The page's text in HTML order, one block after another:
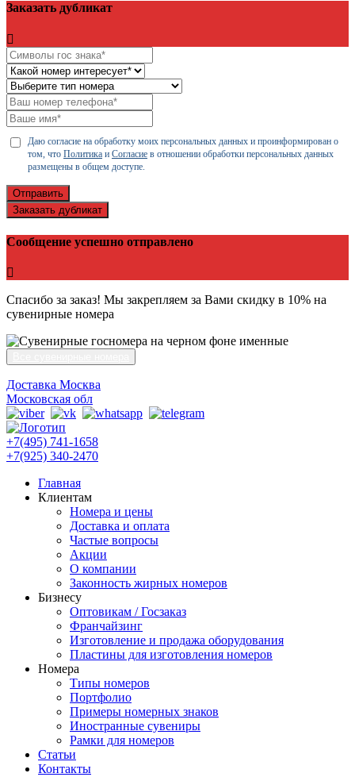
Заказать дубликат
Даю согласие на обработку моих персональных данных и проинформирован о
том, что Политика и Согласие в отношении обработки персональных данных
размещены в общем доступе.
Отправить
Заказать дубликат
Сообщение успешно отправлено
Спасибо за заказ! Мы закрепляем за Вами скидку в 10% на
сувенирные номера
Доставка Москва
Московская обл
+7(495) 741-1658
+7(925) 340-2470
Главная
Клиентам
Номера и цены
Доставка и оплата
Частые вопросы
Акции
О компании
Законность жирных номеров
Бизнесу
Оптовикам / Госзаказ
Франчайзинг
Изготовление и продажа оборудования
Пластины для изготовления номеров
Номера
Типы номеров
Портфолио
Примеры номерных знаков
Иностранные сувениры
Рамки для номеров
Статьи
Контакты